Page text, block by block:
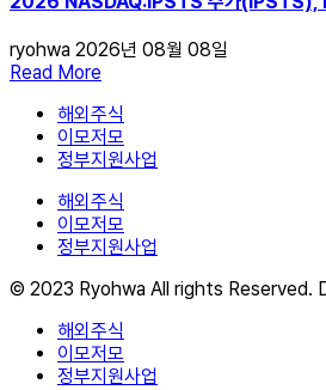
ryohwa 2026년 08월 08일
Read More
해외주식
이모저모
정부지원사업
해외주식
이모저모
정부지원사업
© 2023 Ryohwa All rights Reserved.
해외주식
이모저모
정부지원사업